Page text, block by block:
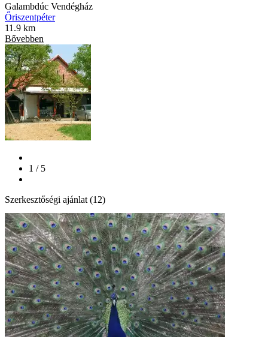
Galambdúc Vendégház
Őriszentpéter
11.9 km
Bővebben
1 / 5
Szerkesztőségi ajánlat (12)